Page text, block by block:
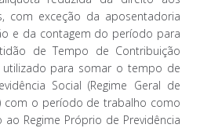
com exceção da aposentadoria
e da contagem do período para
de Tempo de Contribuição
utilizado para somar o tempo de
Social (Regime Geral de
com o período de trabalho como
Regime Próprio de Previdência